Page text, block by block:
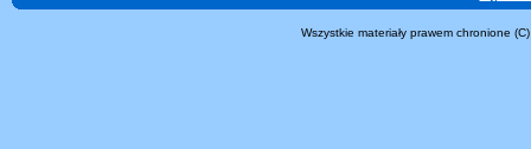
Wszystkie materiały prawem chronione